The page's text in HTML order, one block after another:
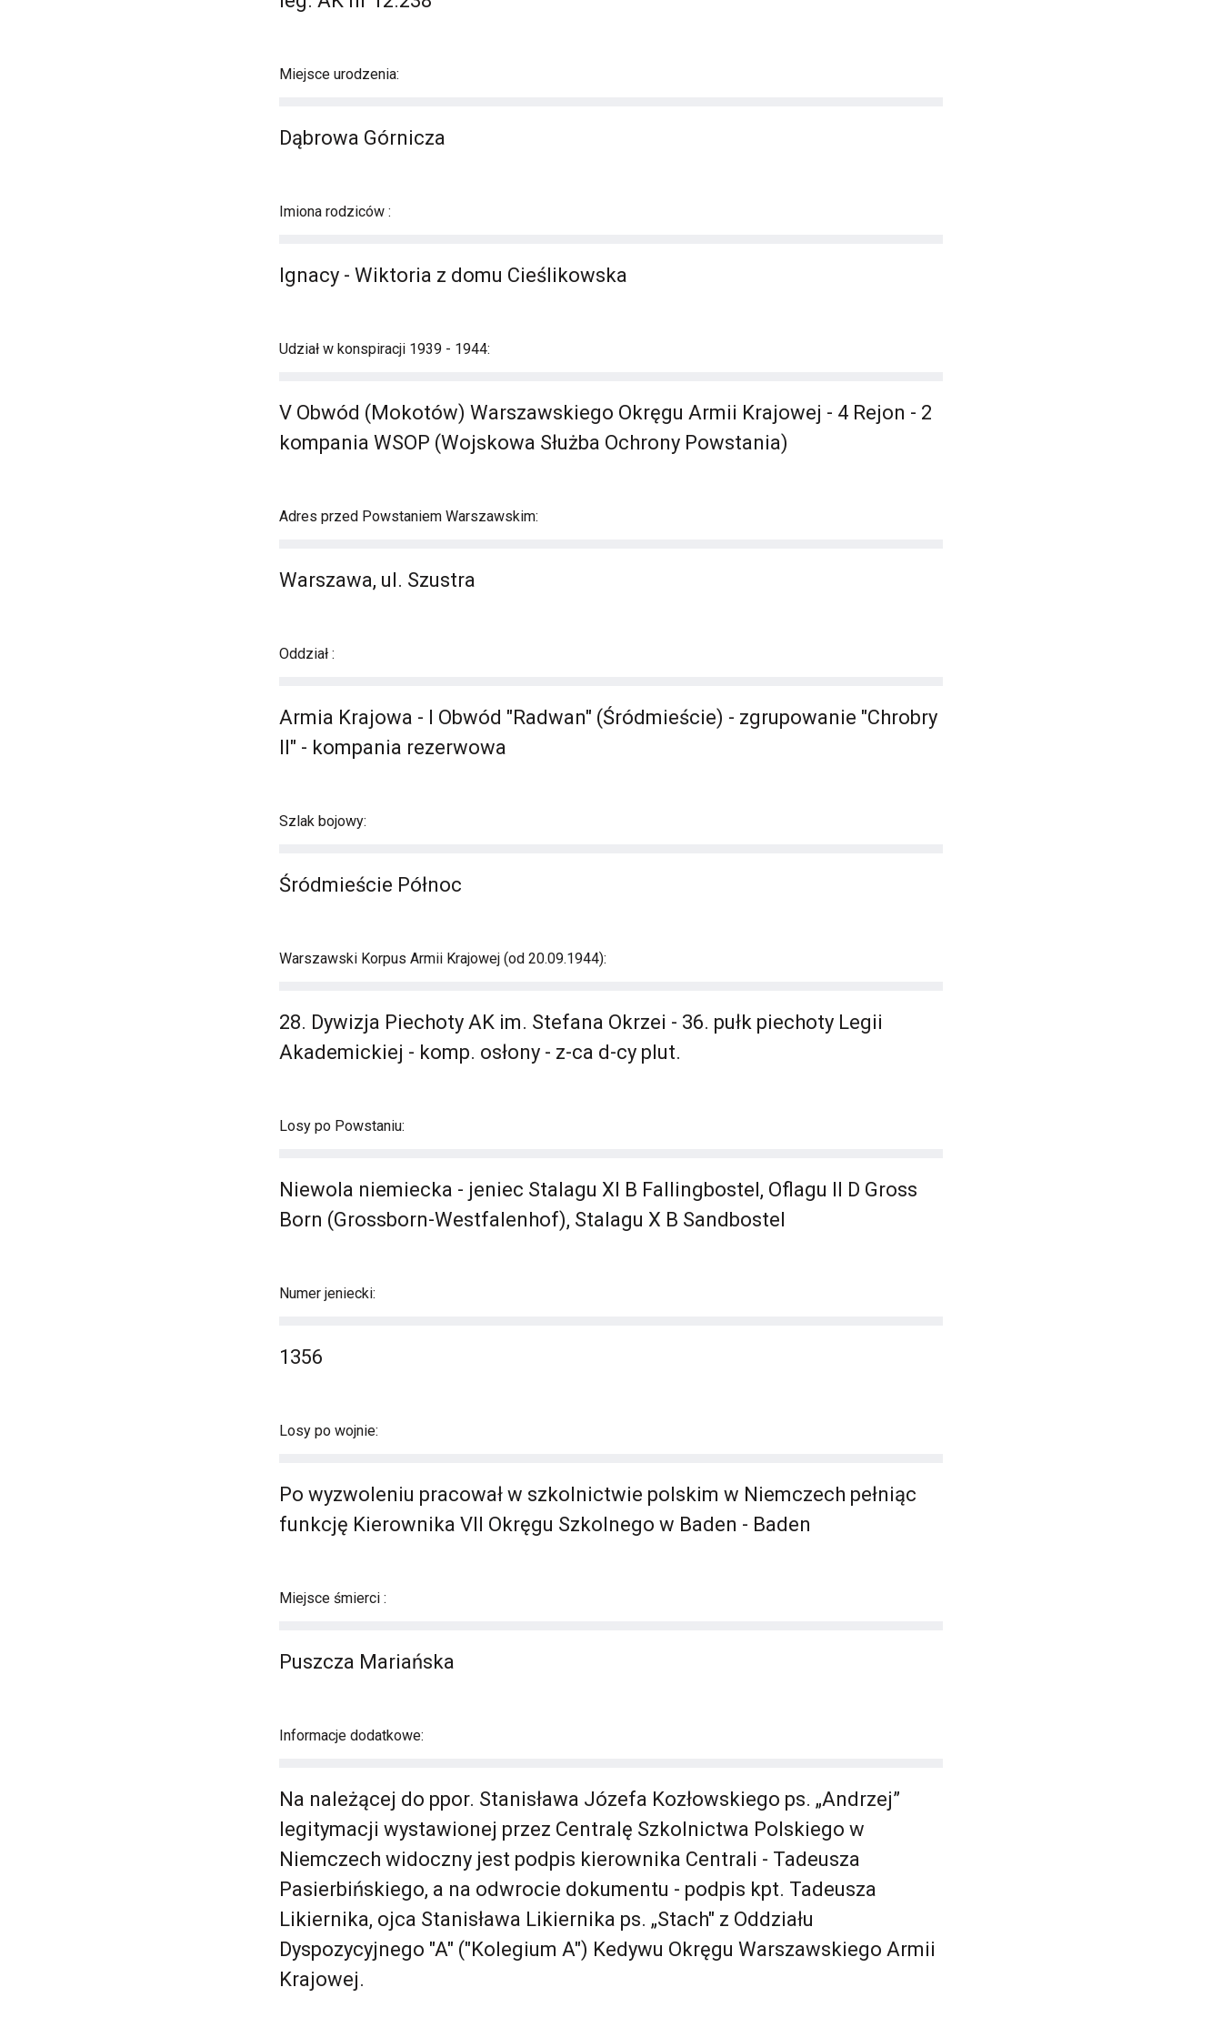
Miejsce urodzenia:
Dąbrowa Górnicza
Imiona rodziców :
Ignacy - Wiktoria z domu Cieślikowska
Udział w konspiracji 1939 - 1944:
V Obwód (Mokotów) Warszawskiego Okręgu Armii Krajowej - 4 Rejon - 2
kompania WSOP (Wojskowa Służba Ochrony Powstania)
Adres przed Powstaniem Warszawskim:
Warszawa, ul. Szustra
Oddział :
Armia Krajowa - I Obwód "Radwan" (Śródmieście) - zgrupowanie "Chrobry
II" - kompania rezerwowa
Szlak bojowy:
Śródmieście Północ
Warszawski Korpus Armii Krajowej (od 20.09.1944):
28. Dywizja Piechoty AK im. Stefana Okrzei - 36. pułk piechoty Legii
Akademickiej - komp. osłony - z-ca d-cy plut.
Losy po Powstaniu:
Niewola niemiecka - jeniec Stalagu XI B Fallingbostel, Oflagu II D Gross
Born (Grossborn-Westfalenhof), Stalagu X B Sandbostel
Numer jeniecki:
1356
Losy po wojnie:
Po wyzwoleniu pracował w szkolnictwie polskim w Niemczech pełniąc
funkcję Kierownika VII Okręgu Szkolnego w Baden - Baden
Miejsce śmierci :
Puszcza Mariańska
Informacje dodatkowe:
Na należącej do ppor. Stanisława Józefa Kozłowskiego ps. „Andrzej”
legitymacji wystawionej przez Centralę Szkolnictwa Polskiego w
Niemczech widoczny jest podpis kierownika Centrali - Tadeusza
Pasierbińskiego, a na odwrocie dokumentu - podpis kpt. Tadeusza
Likiernika, ojca Stanisława Likiernika ps. „Stach" z Oddziału
Dyspozycyjnego "A" ("Kolegium A") Kedywu Okręgu Warszawskiego Armii
Krajowej.